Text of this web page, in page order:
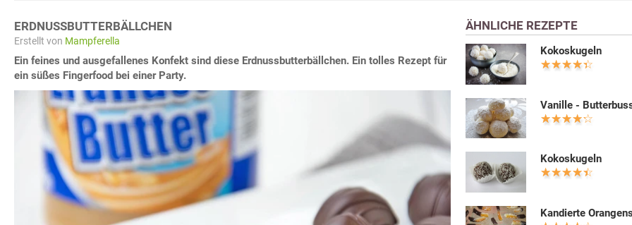
ERDNUSSBUTTERBÄLLCHEN
Erstellt von Mampferella
Ein feines und ausgefallenes Konfekt sind diese Erdnussbutterbällchen. Ein tolles Rezept für
ein süßes Fingerfood bei einer Party.
ÄHNLICHE REZEPTE
Kokoskugeln
Vanille -
Kokoskugeln
Kandierte